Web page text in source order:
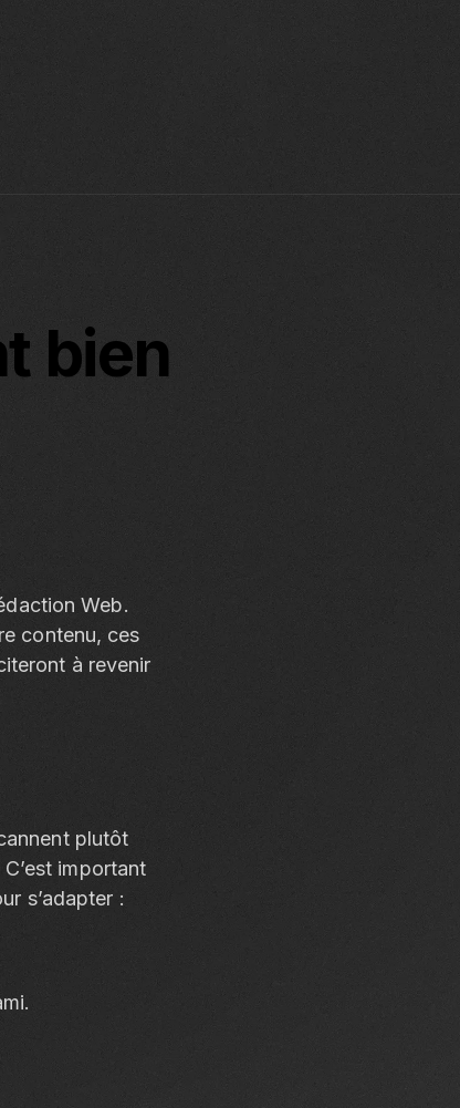
bien
Web.
contenu, ces
à revenir
plutôt
important
s’adapter :